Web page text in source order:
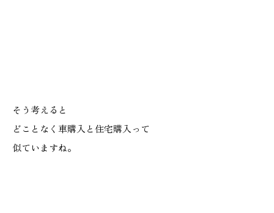
そう考えると
どことなく車購入と住宅購入って
似ていますね。